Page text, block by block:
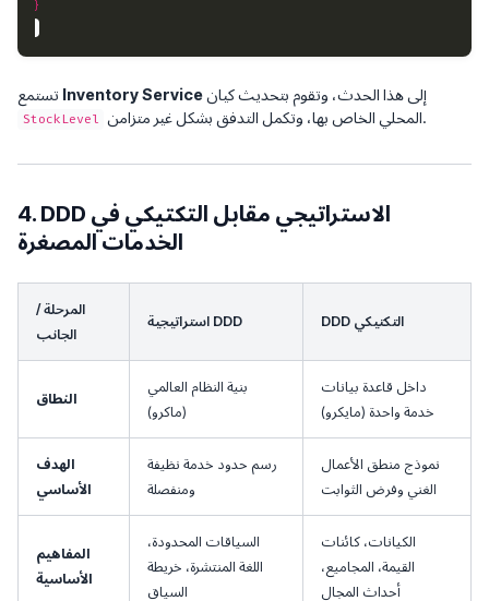
Inventory Service إلى هذا الحدث، وتقوم بتحديث كيان
StockLevel المحلي الخاص بها، وتكمل التدفق بشكل غير متزامن.
4. DDD الاستراتيجي مقابل التكتيكي في
الخدمات المصغرة
المرحلة /
الجانب
استراتيجية DDD DDD التكتيكي
النطاق
بنية النظام العالمي
(ماكرو)
داخل قاعدة بيانات
خدمة واحدة (مايكرو)
الهدف
الأساسي
رسم حدود خدمة نظيفة
ومنفصلة
نموذج منطق الأعمال
الغني وفرض الثوابت
المفاهيم
الأساسية
السياقات المحدودة،
اللغة المنتشرة، خريطة
السياق
الكيانات، كائنات
القيمة، المجاميع،
أحداث المجال